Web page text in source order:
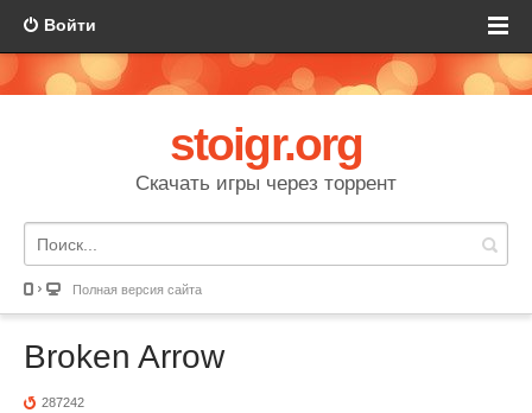
Войти
stoigr.org
Скачать игры через торрент
Полная версия сайта
Broken Arrow
287242